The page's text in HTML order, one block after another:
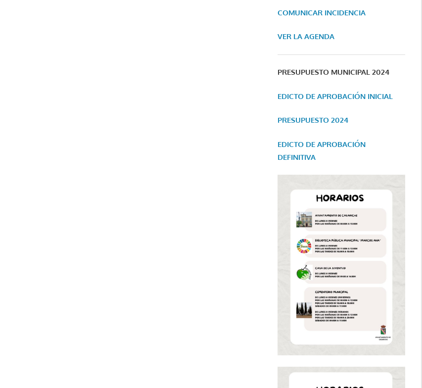
COMUNICAR INCIDENCIA
VER LA AGENDA
PRESUPUESTO MUNICIPAL 2024
EDICTO DE APROBACIÓN INICIAL
PRESUPUESTO 2024
EDICTO DE APROBACIÓN
DEFINITIVA